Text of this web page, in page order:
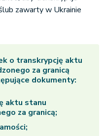
zawarty w Ukrainie
o transkrypcję aktu
za granicą
dokumenty:
aktu stanu
za granicą;